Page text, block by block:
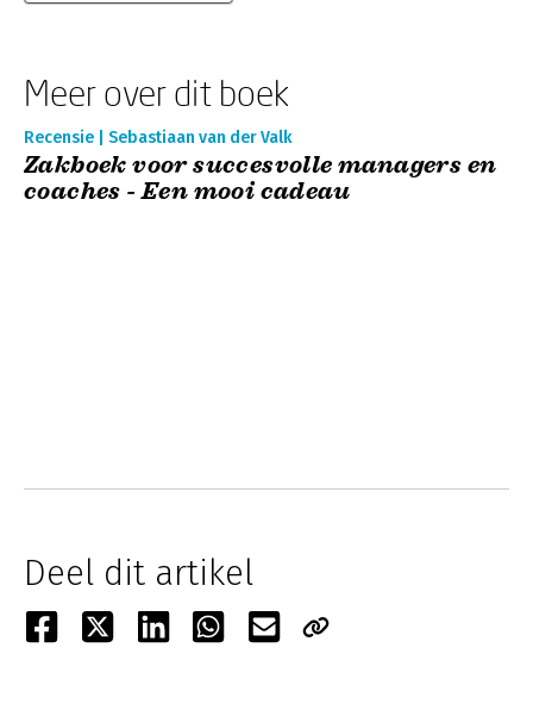
Meer over dit boek
Recensie | Sebastiaan van der Valk
Zakboek voor succesvolle managers en
coaches - Een mooi cadeau
Deel dit artikel